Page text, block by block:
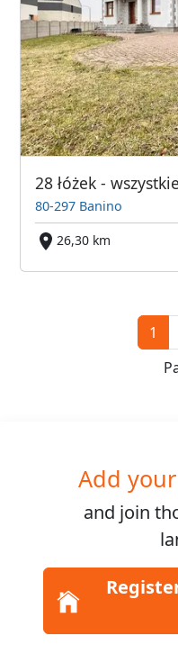
28 łóżek -
80-297 Banino
26,30 km
1
Add
and join